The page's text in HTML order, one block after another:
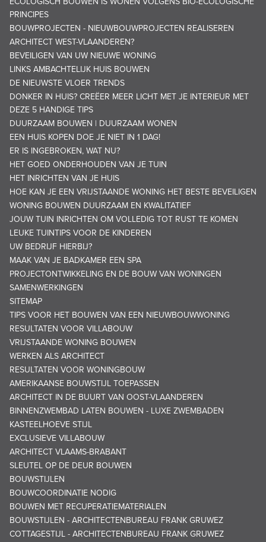
PRINCIPES
BOUWPROJECTEN - NIEUWBOUWPROJECTEN REALISEREN
ARCHITECT WEST-VLAANDEREN?
BEVEILIGEN VAN UW NIEUWE WONING
LINKS AMBACHTELIJK HUIS BOUWEN
DE NIEUWSTE VLOER TRENDS
DONKER IN HUIS? CREËER MEER LICHT MET JE INTERIEUR MET
DEZE 5 HANDIGE TIPS
DUURZAAM BOUWEN | DUURZAAM WONEN
EEN HUIS KOPEN DOE JE NIET IN 1 DAG!
ER IS INGEBROKEN, WAT NU?
HET GOED ONDERHOUDEN VAN JE TUIN
HET INRICHTEN VAN JE HUIS
HOE KAN JE EEN VRIJSTAANDE WONING HET BESTE BEVEILIGEN
WONING BOUWEN DUURZAAM EN KWALITATIEF
JOUW TUIN INRICHTEN OM VOLLEDIG TOT RUST TE KOMEN
LEUKE TUINTIPS VOOR DE KINDEREN
UW BEDRIJF HIERBIJ?
MAAK VAN JE BADKAMER EEN SPA
PROJECTONTWIKKELING EN DE BOUW VAN WONINGEN
SAMENWERKINGEN
SITEMAP
TIPS VOOR HET BOUWEN VAN EEN NIEUWBOUWWONING
RESULTATEN VOOR VILLABOUW
VRIJSTAANDE WONING BOUWEN
WERKEN ALS ARCHITECT
RESULTATEN VOOR WONINGBOUW
AMERIKAANSE BOUWSTIJL TOEPASSEN
ARCHITECT IN DE BUURT VAN OOST-VLAANDEREN
BINNENZWEMBAD LATEN BOUWEN - LUXE ZWEMBADEN
KASTEELHOEVE STIJL
EXCLUSIEVE VILLABOUW
ARCHITECT VLAAMS-BRABANT
SLEUTEL OP DE DEUR BOUWEN
BOUWSTIJLEN
BOUWCOORDINATIE NODIG
BOUWEN MET RECUPERATIEMATERIALEN
BOUWSTIJLEN - ARCHITECTENBUREAU FRANK GRUWEZ
COTTAGESTIJL - ARCHITECTENBUREAU FRANK GRUWEZ